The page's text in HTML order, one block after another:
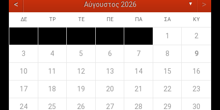
< Αύγουστος 2026 ▼ >
ΔΕ ΤΡ ΤΕ ΠΕ ΠΑ ΣΑ ΚΥ
1 2
3 4 5 6 7 8 9
10 11 12 13 14 15 16
17 18 19 20 21 22 23
24 25 26 27 28 29 30